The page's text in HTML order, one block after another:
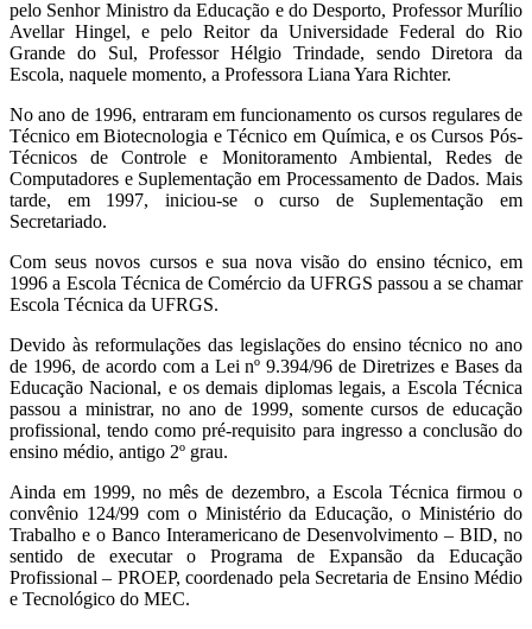
pelo Senhor Ministro da Educação e do Desporto, Professor Murílio
Avellar Hingel, e pelo Reitor da Universidade Federal do Rio
Grande do Sul, Professor Hélgio Trindade, sendo Diretora da
Escola, naquele momento, a Professora Liana Yara Richter.
No ano de 1996, entraram em funcionamento os cursos regulares de
Técnico em Biotecnologia e Técnico em Química, e os Cursos Pós-
Técnicos de Controle e Monitoramento Ambiental, Redes de
Computadores e Suplementação em Processamento de Dados. Mais
tarde, em 1997, iniciou-se o curso de Suplementação em
Secretariado.
Com seus novos cursos e sua nova visão do ensino técnico, em
1996 a Escola Técnica de Comércio da UFRGS passou a se chamar
Escola Técnica da UFRGS.
Devido às reformulações das legislações do ensino técnico no ano
de 1996, de acordo com a Lei nº 9.394/96 de Diretrizes e Bases da
Educação Nacional, e os demais diplomas legais, a Escola Técnica
passou a ministrar, no ano de 1999, somente cursos de educação
profissional, tendo como pré-requisito para ingresso a conclusão do
ensino médio, antigo 2º grau.
Ainda em 1999, no mês de dezembro, a Escola Técnica firmou o
convênio 124/99 com o Ministério da Educação, o Ministério do
Trabalho e o Banco Interamericano de Desenvolvimento – BID, no
sentido de executar o Programa de Expansão da Educação
Profissional – PROEP, coordenado pela Secretaria de Ensino Médio
e Tecnológico do MEC.